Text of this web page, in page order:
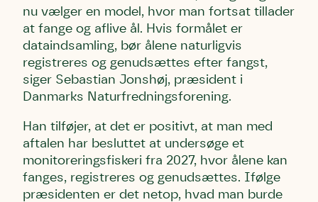
nu vælger en model, hvor man fortsat tillader
at fange og aflive ål. Hvis formålet er
dataindsamling, bør ålene naturligvis
registreres og genudsættes efter fangst,
siger Sebastian Jonshøj, præsident i
Danmarks Naturfredningsforening.
Han tilføjer, at det er positivt, at man med
aftalen har besluttet at undersøge et
monitoreringsfiskeri fra 2027, hvor ålene kan
fanges, registreres og genudsættes. Ifølge
præsidenten er det netop, hvad man burde